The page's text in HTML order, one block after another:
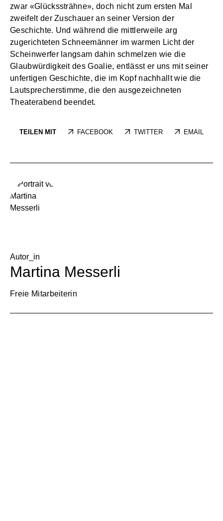
zwar «Glückssträhne», doch nicht zum ersten Mal
zweifelt der Zuschauer an seiner Version der
Geschichte. Und während die mittlerweile arg
zugerichteten Schneemänner im warmen Licht der
Scheinwerfer langsam dahin schmelzen wie die
Glaubwürdigkeit des Goalie, entlässt er uns mit seiner
unfertigen Geschichte, die im Kopf nachhallt wie die
Lautsprecherstimme, die den ausgezeichneten
Theaterabend beendet.
TEILEN MIT FACEBOOK TWITTER EMAIL
Autor_in
Martina Messerli
Freie Mitarbeiterin